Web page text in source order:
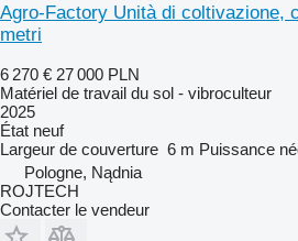
Agro-Factory Unità di coltivazione,
metri
6 270 € 27 000 PLN
Matériel de travail du sol - vibroculteur
2025
État neuf
Largeur de couverture 6 m Puissance
Pologne, Nądnia
ROJTECH
Contacter le vendeur